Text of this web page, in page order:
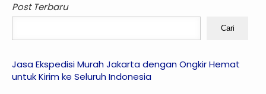
Post Terbaru
Cari
Jasa Ekspedisi Murah Jakarta dengan Ongkir Hemat
untuk Kirim ke Seluruh Indonesia